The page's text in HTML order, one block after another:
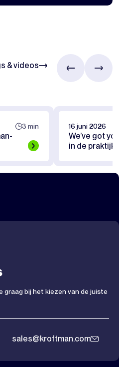
& videos
3 min 16 juni 2026
We’ve got
in de praktijk?
bij het kiezen van de juiste
sales@kroftman.com